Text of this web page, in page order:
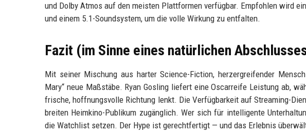
und Dolby Atmos auf den meisten Plattformen verfügbar. Empfohlen wird
und einem 5.1-Soundsystem, um die volle Wirkung zu entfalten.
Fazit (im Sinne eines natürlichen
Mit seiner Mischung aus harter Science-Fiction, herzergreifender
Mary“ neue Maßstäbe. Ryan Gosling liefert eine Oscarreife Leistung ab,
frische, hoffnungsvolle Richtung lenkt. Die Verfügbarkeit auf Streaming-
breiten Heimkino-Publikum zugänglich. Wer sich für intelligente
die Watchlist setzen. Der Hype ist gerechtfertigt — und das Erlebnis